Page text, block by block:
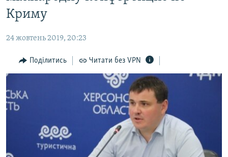
Перейти
до
основної
Перейти
до
ВІДЕО ТА ФОТО
БЛОГИ
ПОГЛЯД
ВСЕ ЗА ДЕНЬ
ДЕПОРТАЦІЯ
ЯК ОБІЙТИ БЛОКУВАННЯ
Криму
24 жовтень 2019, 20:23
Поділитись Читати без VPN